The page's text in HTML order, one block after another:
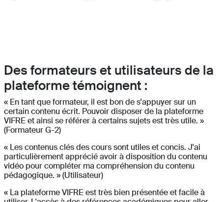
Des formateurs et utilisateurs de la
plateforme témoignent :
« En tant que formateur, il est bon de s'appuyer sur un
certain contenu écrit. Pouvoir disposer de la plateforme
VIFRE et ainsi se référer à certains sujets est très utile. »
(Formateur G-2)
« Les contenus clés des cours sont utiles et concis. J'ai
particulièrement apprécié avoir à disposition du contenu
vidéo pour compléter ma compréhension du contenu
pédagogique. » (Utilisateur)
« La plateforme VIFRE est très bien présentée et facile à